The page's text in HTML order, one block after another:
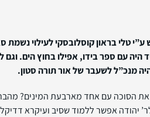
טלי בראון קוסלובסקי לעילוי נשמת
היה עם ספר בידו, אפילו בחוץ הים. וגם
מנכ”ל לשעבר של אור תורה סטון.
הסוכה עם אחד מארבעת המינים?
יהודה אפשר ללמוד שסיב ועיקרא